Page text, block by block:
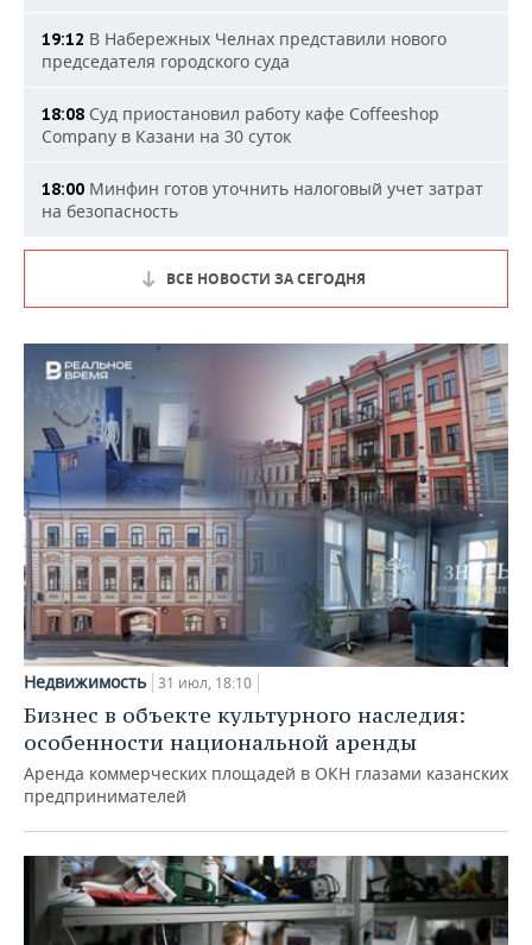
19:12 В Набережных Челнах представили нового
председателя городского суда
18:08 Суд приостановил работу кафе Coffeeshop
Company в Казани на 30 суток
18:00 Минфин готов уточнить налоговый учет затрат
на безопасность
ВСЕ НОВОСТИ ЗА СЕГОДНЯ
Недвижимость 31 июл, 18:10
Бизнес в объекте культурного наследия:
особенности национальной аренды
Аренда коммерческих площадей в ОКН глазами казанских
предпринимателей